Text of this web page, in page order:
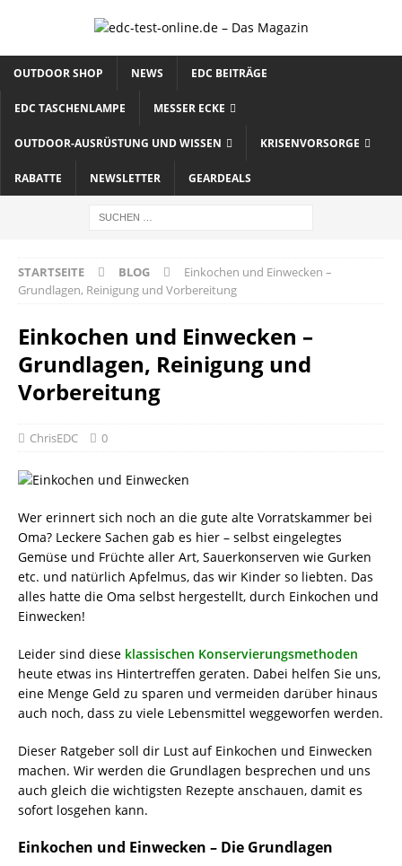
OUTDOOR SHOP NEWS EDC BEITRÄGE
EDC TASCHENLAMPE MESSER ECKE
OUTDOOR-AUSRÜSTUNG UND WISSEN KRISENVORSORGE
RABATTE NEWSLETTER GEARDEALS
STARTSEITE BLOG
Einkochen und Einwecken –
Grundlagen, Reinigung und Vorbereitung
Einkochen und Einwecken –
Grundlagen, Reinigung und
Vorbereitung
ChrisEDC 0
Wer erinnert sich noch an die gute alte Vorratskammer bei
Oma? Leckere Sachen gab es hier – selbst eingelegtes
Gemüse und Früchte aller Art, Sauerkonserven wie Gurken
etc. und natürlich Apfelmus, das wir Kinder so liebten. Das
alles hatte die Oma selbst hergestellt, durch Einkochen und
Einwecken!
Leider sind diese klassischen Konservierungsmethoden
heute etwas ins Hintertreffen geraten. Dabei helfen Sie uns,
eine Menge Geld zu sparen und vermeiden darüber hinaus
auch noch, dass zu viele Lebensmittel weggeworfen werden.
Dieser Ratgeber soll dir Lust auf Einkochen und Einwecken
machen. Wir werden die Grundlagen besprechen und uns
auch gleich die wichtigsten Rezepte anschauen, damit es
sofort losgehen kann.
Einkochen und Einwecken – Die Grundlagen